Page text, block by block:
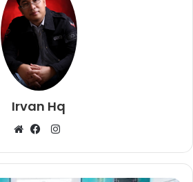
Irvan Hq
e
a
I
s